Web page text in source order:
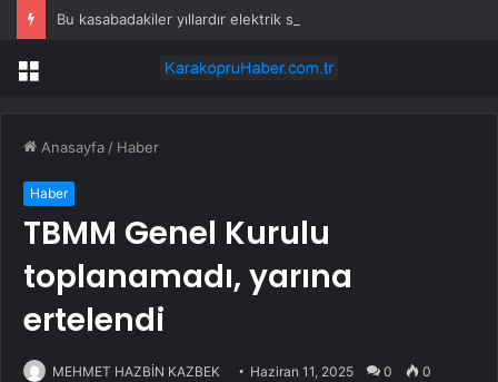
Menü
Anasayfa / Haber
Haber
TBMM Genel Kurulu
toplanamadı, yarına
ertelendi
MEHMET HAZBİN KAZBEK Haziran 11, 2025 0 0